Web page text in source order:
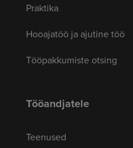
Praktika
Hooajatöö ja ajutine töö
Tööpakkumiste otsing
Tööandjatele
Teenused